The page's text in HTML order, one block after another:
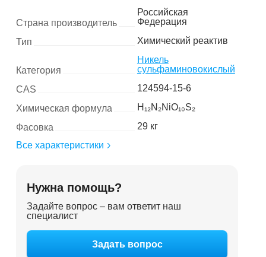
Страна производитель
Российская
Федерация
Тип
Химический реактив
Категория
Никель
сульфаминовокислый
CAS
124594-15-6
Химическая формула
H₁₂N₂NiO₁₀S₂
Фасовка
29 кг
Все характеристики
Нужна помощь?
Задайте вопрос – вам ответит наш
специалист
Задать вопрос